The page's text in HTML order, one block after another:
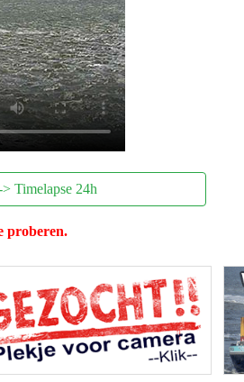
Timelapse 24h
proberen.